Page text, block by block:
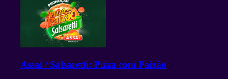
Assaí / Salsaretti: Pizza com Paizão